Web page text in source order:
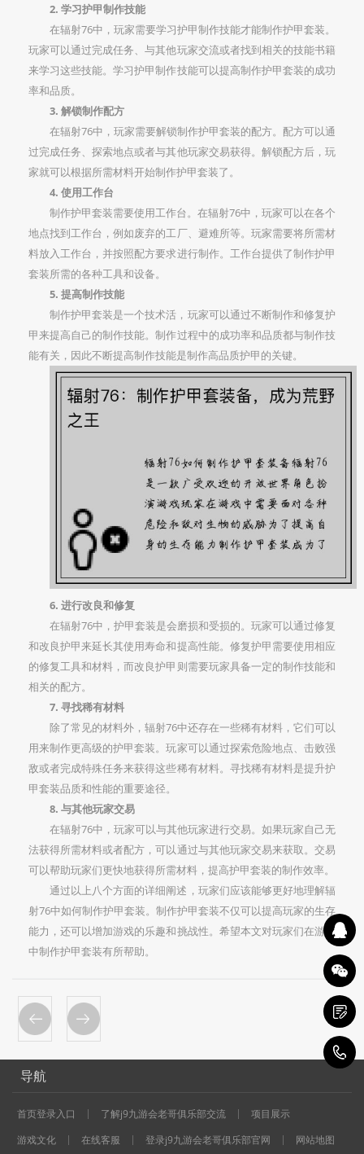
2. 学习护甲制作技能
在辐射76中，玩家需要学习护甲制作技能才能制作护甲套装。
玩家可以通过完成任务、与其他玩家交流或者找到相关的技能书籍
来学习这些技能。学习护甲制作技能可以提高制作护甲套装的成功
率和品质。
3. 解锁制作配方
在辐射76中，玩家需要解锁制作护甲套装的配方。配方可以通
过完成任务、探索地点或者与其他玩家交易获得。解锁配方后，玩
家就可以根据所需材料开始制作护甲套装了。
4. 使用工作台
制作护甲套装需要使用工作台。在辐射76中，玩家可以在各个
地点找到工作台，例如废弃的工厂、避难所等。玩家需要将所需材
料放入工作台，并按照配方要求进行制作。工作台提供了制作护甲
套装所需的各种工具和设备。
5. 提高制作技能
制作护甲套装是一个技术活，玩家可以通过不断制作和修复护
甲来提高自己的制作技能。制作过程中的成功率和品质都与制作技
能有关，因此不断提高制作技能是制作高品质护甲的关键。
6. 进行改良和修复
在辐射76中，护甲套装是会磨损和受损的。玩家可以通过修复
和改良护甲来延长其使用寿命和提高性能。修复护甲需要使用相应
的修复工具和材料，而改良护甲则需要玩家具备一定的制作技能和
相关的配方。
7. 寻找稀有材料
除了常见的材料外，辐射76中还存在一些稀有材料，它们可以
用来制作更高级的护甲套装。玩家可以通过探索危险地点、击败强
敌或者完成特殊任务来获得这些稀有材料。寻找稀有材料是提升护
甲套装品质和性能的重要途径。
8. 与其他玩家交易
在辐射76中，玩家可以与其他玩家进行交易。如果玩家自己无
法获得所需材料或者配方，可以通过与其他玩家交易来获取。交易
可以帮助玩家们更快地获得所需材料，提高护甲套装的制作效率。
通过以上八个方面的详细阐述，玩家们应该能够更好地理解辐
射76中如何制作护甲套装。制作护甲套装不仅可以提高玩家的生存
能力，还可以增加游戏的乐趣和挑战性。希望本文对玩家们在游戏
中制作护甲套装有所帮助。
导航
首页登录入口 了解j9九游会老哥俱乐部交流
项目展示
游戏文化
在线客服 登录j9九游会老哥俱乐部官网 网站地图